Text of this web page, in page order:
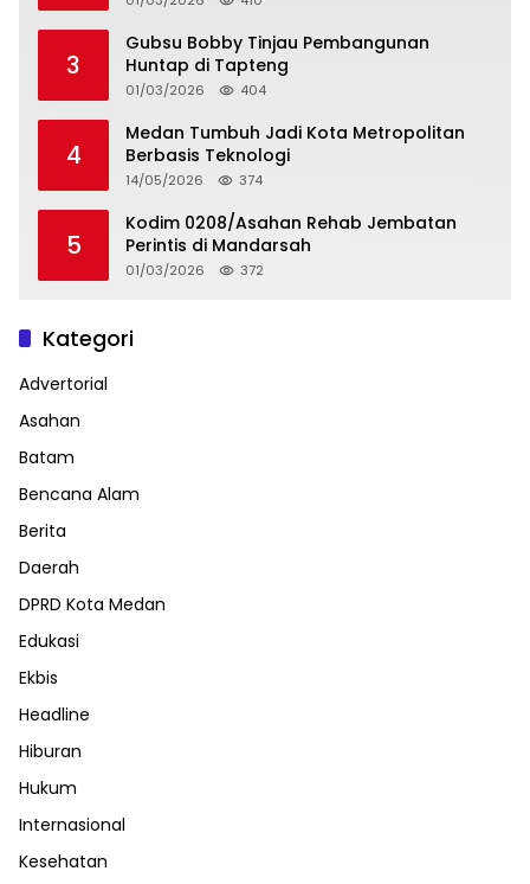
3
Gubsu Bobby Tinjau Pembangunan
Huntap di Tapteng
01/03/2026 404
4
Medan Tumbuh Jadi Kota Metropolitan
Berbasis Teknologi
14/05/2026 374
5
Kodim 0208/Asahan Rehab Jembatan
Perintis di Mandarsah
01/03/2026 372
Kategori
Advertorial
Asahan
Batam
Bencana Alam
Berita
Daerah
DPRD Kota Medan
Edukasi
Ekbis
Headline
Hiburan
Hukum
Internasional
Kesehatan